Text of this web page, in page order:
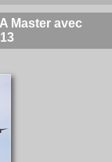
Master avec